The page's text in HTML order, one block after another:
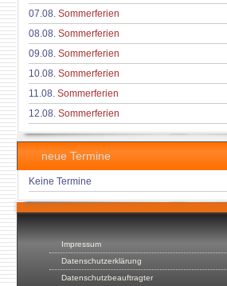
Impressum
Datenschutzerklärung
Datenschutzbeauftragter
07.08. Sommerferien
08.08. Sommerferien
09.08. Sommerferien
10.08. Sommerferien
11.08. Sommerferien
12.08. Sommerferien
neue Termine
Keine Termine